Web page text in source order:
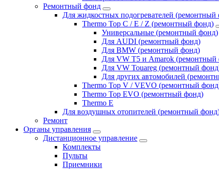
Ремонтный фонд
Для жидкостных подогревателей (ремонтный
Thermo Top C / E / Z (ремонтный фонд)
Универсальные (ремонтный фонд)
Для AUDI (ремонтный фонд)
Для BMW (ремонтный фонд)
Для VW T5 и Amarok (ремонтный
Для VW Touareg (ремонтный
Для других автомобилей
Thermo Top V / VEVO (ремонтный
Thermo Top EVO (ремонтный фонд)
Thermo E
Для воздушных отопителей (ремонтный
Ремонт
Органы управления
Дистанционное управление
Комплекты
Пульты
Приемники